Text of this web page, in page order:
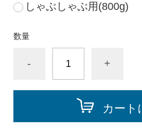
しゃぶしゃぶ用(800g)
数量
- +
カート